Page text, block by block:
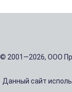
© 2001—2026, ООО
Данный сайт